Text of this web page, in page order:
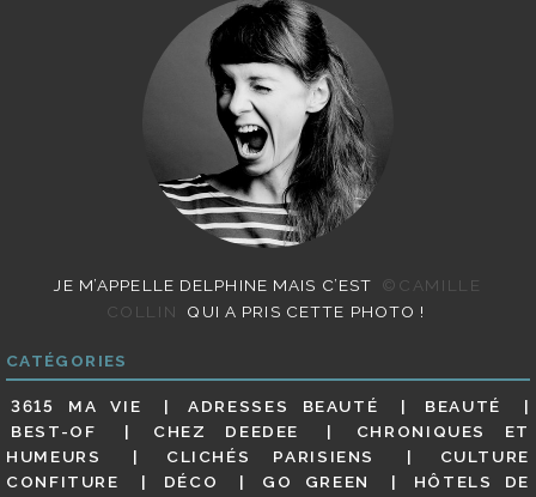
JE M’APPELLE DELPHINE MAIS C’EST
©CAMILLE
COLLIN
QUI A PRIS CETTE PHOTO !
CATÉGORIES
3615 MA VIE ADRESSES BEAUTÉ
BEAUTÉ
BEST-OF
CHEZ DEEDEE
CHRONIQUES ET
HUMEURS
CLICHÉS PARISIENS
CULTURE
CONFITURE
DÉCO GO GREEN
HÔTELS DE